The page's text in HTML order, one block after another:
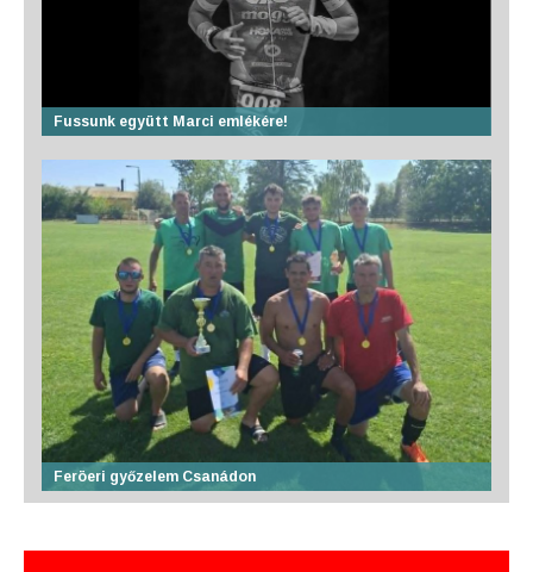
Fussunk együtt Marci emlékére!
Feröeri győzelem Csanádon